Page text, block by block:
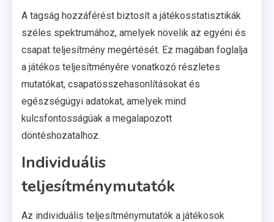
A tagság hozzáférést biztosít a játékosstatisztikák
széles spektrumához, amelyek növelik az egyéni és
csapat teljesítmény megértését. Ez magában foglalja
a játékos teljesítményére vonatkozó részletes
mutatókat, csapatösszehasonlításokat és
egészségügyi adatokat, amelyek mind
kulcsfontosságúak a megalapozott
döntéshozatalhoz.
Individuális
teljesítménymutatók
Az individuális teljesítménymutatók a játékosok